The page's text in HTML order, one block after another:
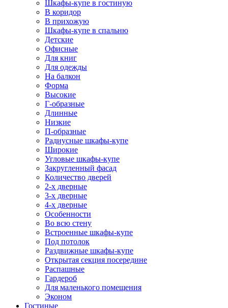
Шкафы-купе в гостиную
В коридор
В прихожую
Шкафы-купе в спальню
Детские
Офисные
Для книг
Для одежды
На балкон
Форма
Высокие
Г-образные
Длинные
Низкие
П-образные
Радиусные шкафы-купе
Широкие
Угловые шкафы-купе
Закругленный фасад
Количество дверей
2-х дверные
3-х дверные
4-х дверные
Особенности
Во всю стену
Встроенные шкафы-купе
Под потолок
Раздвижные шкафы-купе
Открытая секция посередине
Распашные
Гардероб
Для маленького помещения
Эконом
Гостиные